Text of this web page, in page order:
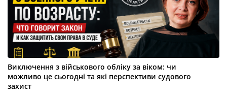
Виключення з військового обліку за віком: чи
можливо це сьогодні та які перспективи судового
захист